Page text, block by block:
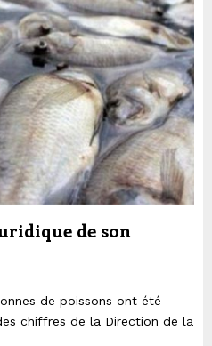
de son
de poissons ont été
chiffres de la Direction de la